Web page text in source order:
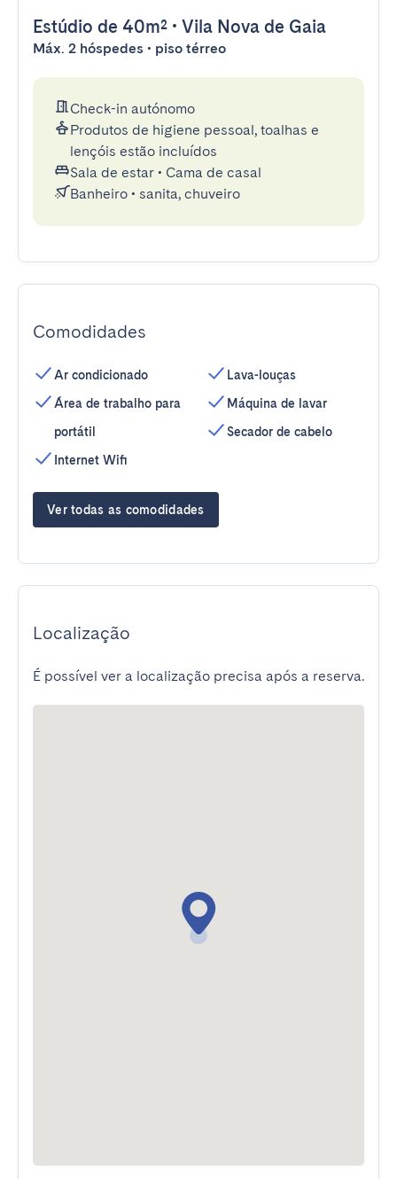
Estúdio de 40m² • Vila Nova de Gaia
Máx. 2 hóspedes • piso térreo
Check-in autónomo
Produtos de higiene pessoal, toalhas e
lençóis estão incluídos
Sala de estar • Cama de casal
Banheiro • sanita, chuveiro
Comodidades
Ar condicionado
Área de trabalho para
portátil
Internet Wifi
Lava-louças
Máquina de lavar
Secador de cabelo
Ver todas as comodidades
Localização
É possível ver a localização precisa após a reserva.